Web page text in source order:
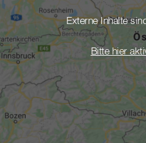
Externe Inhalte
Bitte hier